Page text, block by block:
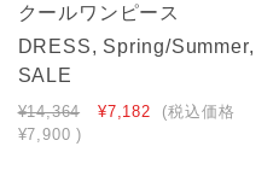
クールワンピース
DRESS, Spring/Summer,
SALE
¥14,364 ¥7,182
(税込価格
¥7,900 )